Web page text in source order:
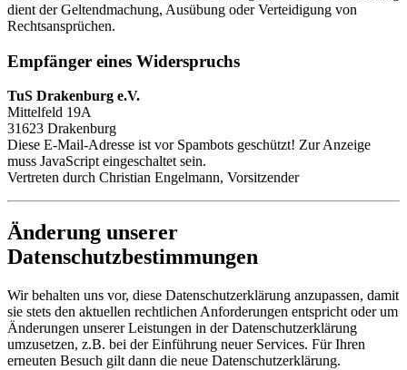
dient der Geltendmachung, Ausübung oder Verteidigung von
Rechtsansprüchen.
Empfänger eines Widerspruchs
TuS Drakenburg e.V.
Mittelfeld 19A
31623 Drakenburg
Diese E-Mail-Adresse ist vor Spambots geschützt! Zur Anzeige
muss JavaScript eingeschaltet sein.
Vertreten durch Christian Engelmann, Vorsitzender
Änderung unserer
Datenschutzbestimmungen
Wir behalten uns vor, diese Datenschutzerklärung anzupassen, damit
sie stets den aktuellen rechtlichen Anforderungen entspricht oder um
Änderungen unserer Leistungen in der Datenschutzerklärung
umzusetzen, z.B. bei der Einführung neuer Services. Für Ihren
erneuten Besuch gilt dann die neue Datenschutzerklärung.